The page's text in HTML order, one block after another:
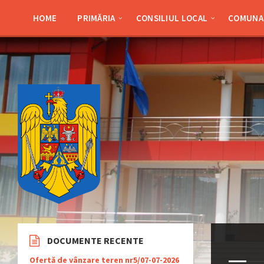
sidebar
sidebar
HOME PRIMĂRIA CONSILIUL LOCAL
DOCUMENTE RECENTE
Ofertă de vânzare teren nr5/07-07-2026